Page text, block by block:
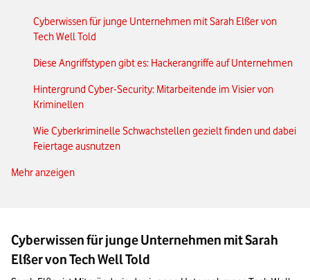
Cyberwissen für junge Unternehmen mit Sarah Elßer von
Tech Well Told
Diese Angriffstypen gibt es: Hackerangriffe auf Unternehmen
Hintergrund Cyber-Security: Mitarbeitende im Visier von
Kriminellen
Wie Cyberkriminelle Schwachstellen gezielt finden und dabei
Feiertage ausnutzen
Tipps für die ersten Schritte zu mehr Cyber-Sicherheit
Die umfassende Checkliste: Cyber-Sicherheit kompakt
Mehr anzeigen
Cyberwissen für junge Unternehmen mit Sarah
Elßer von Tech Well Told